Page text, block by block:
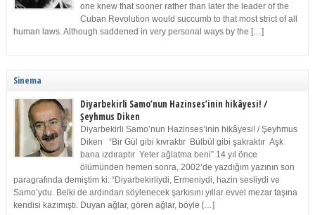
one knew that sooner rather than later the leader of the
Cuban Revolution would succumb to that most strict of all
human laws. Although saddened in very personal ways by the […]
Sinema
Diyarbekirli Samo’nun Hazinses’inin hikâyesi! /
Şeyhmus Diken
Diyarbekirli Samo’nun Hazinses’inin hikâyesi! / Şeyhmus
Diken “Bir Gül gibi kıvraktır Bülbül gibi şakraktır Aşk
bana ızdıraptır Yeter ağlatma beni” 14 yıl önce
ölümünden hemen sonra, 2002’de yazdığım yazının son
paragrafında demiştim ki: “Diyarbekirliydi, Ermeniydi, hazin sesliydi ve
Samo’ydu. Belki de ardından söylenecek şarkısını yıllar evvel mezar taşına
kendisi kazımıştı. Duyan ağlar, gören ağlar, böyle […]